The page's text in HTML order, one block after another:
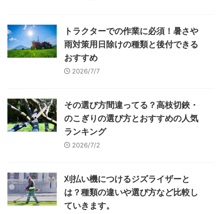
トラクターでの作業に必須！暑さや
雨対策用日除けの種類と後付できる
おすすめ
2026/7/7
その選び方間違ってる？高枝切鋏・
のこぎりの選び方とおすすめの人気
ランキング
2026/7/2
刈払い機につけるジズライザーと
は？種類の違いや選び方など比較し
ていきます。